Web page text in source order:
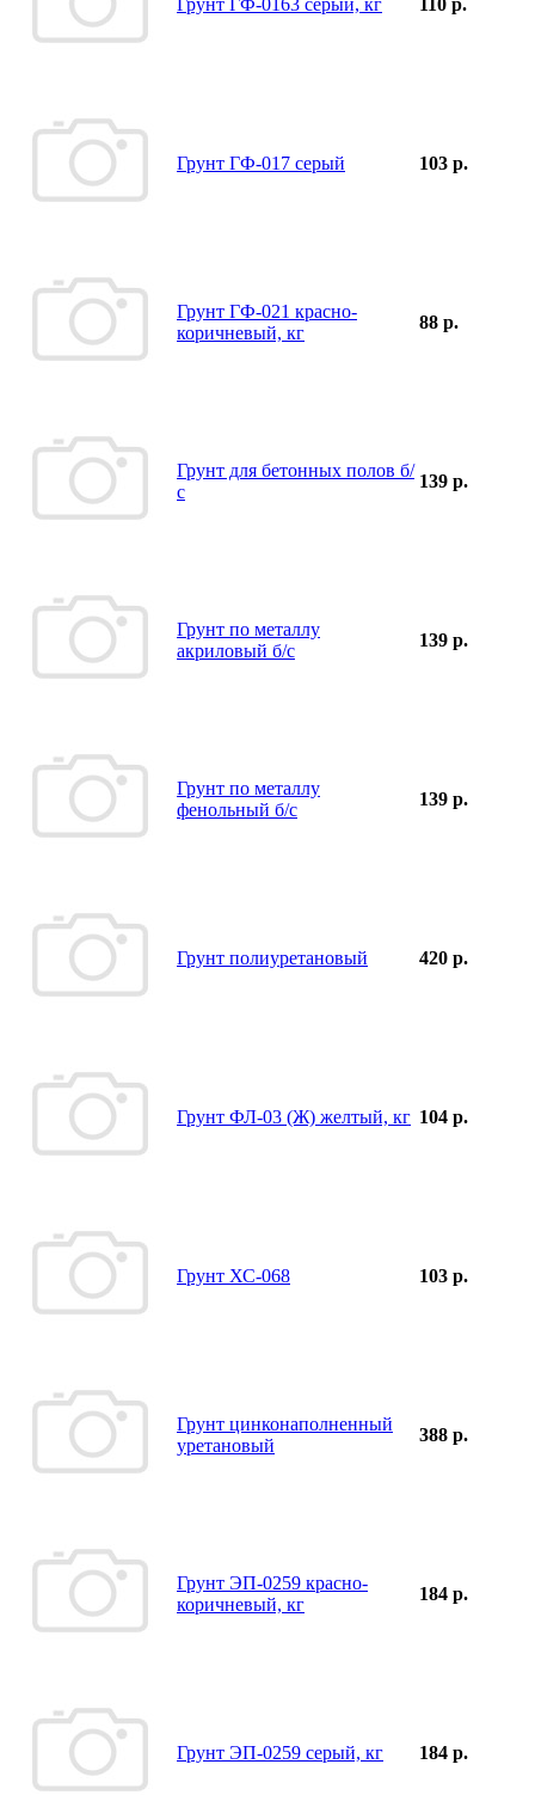
Грунт ГФ-017 серый 103 р.
Грунт ГФ-021 красно-
коричневый, кг
88 р.
Грунт для бетонных полов б/
с
139 р.
Грунт по металлу
акриловый б/с
139 р.
Грунт по металлу
фенольный б/с
139 р.
Грунт полиуретановый 420 р.
Грунт ФЛ-03 (Ж) желтый, кг 104 р.
Грунт ХС-068 103 р.
Грунт цинконаполненный
уретановый
388 р.
Грунт ЭП-0259 красно-
коричневый, кг
184 р.
Грунт ЭП-0259 серый, кг 184 р.